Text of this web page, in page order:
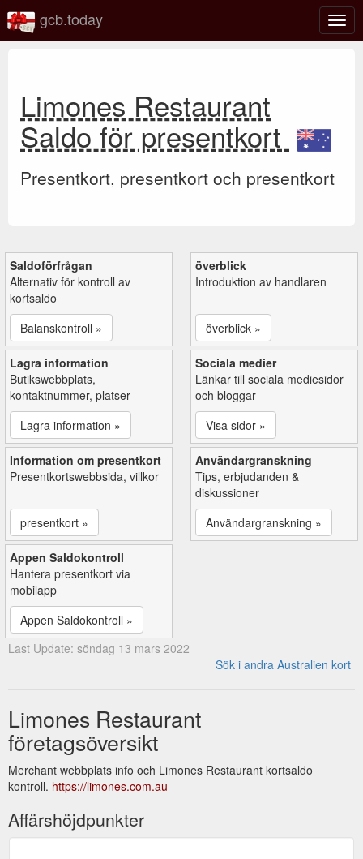
gcb.today
Limones Restaurant
Saldo för presentkort
Presentkort, presentkort och presentkort
Saldoförfrågan
Alternativ för kontroll av
kortsaldo
Balanskontroll »
överblick
Introduktion av handlaren
överblick »
Lagra information
Butikswebbplats,
kontaktnummer, platser
Lagra information »
Sociala medier
Länkar till sociala mediesidor
och bloggar
Visa sidor »
Information om presentkort
Presentkortswebbsida, villkor
presentkort »
Användargranskning
Tips, erbjudanden &
diskussioner
Användargranskning »
Appen Saldokontroll
Hantera presentkort via
mobilapp
Appen Saldokontroll »
Last Update: söndag 13 mars 2022
Sök i andra Australien kort
Limones Restaurant
företagsöversikt
Merchant webbplats info och Limones Restaurant kortsaldo
kontroll. https://limones.com.au
Affärshöjdpunkter